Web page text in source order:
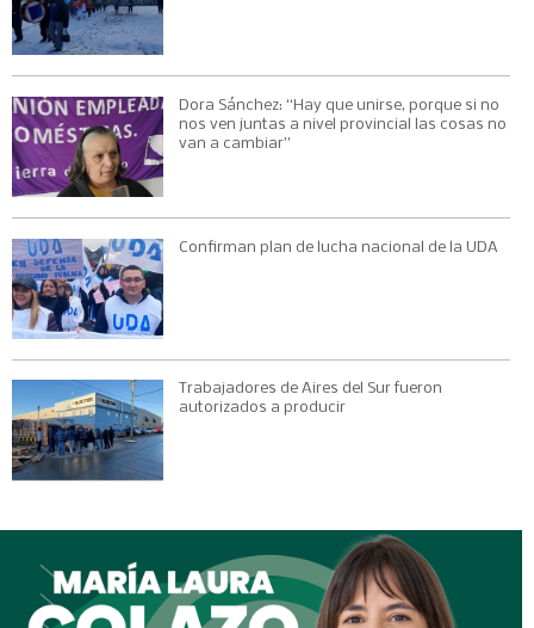
Dora Sánchez: “Hay que unirse, porque si no
nos ven juntas a nivel provincial las cosas no
van a cambiar”
Confirman plan de lucha nacional de la UDA
Trabajadores de Aires del Sur fueron
autorizados a producir